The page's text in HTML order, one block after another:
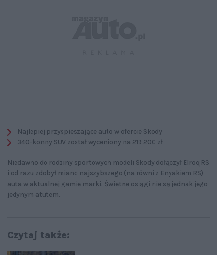
Najlepiej przyspieszające auto w ofercie Skody
340-konny SUV został wyceniony na 219 200 zł
Niedawno do rodziny sportowych modeli Skody dołączył Elroq RS
i od razu zdobył miano najszybszego (na równi z Enyakiem RS)
auta w aktualnej gamie marki. Świetne osiągi nie są jednak jego
jedynym atutem.
Czytaj także: